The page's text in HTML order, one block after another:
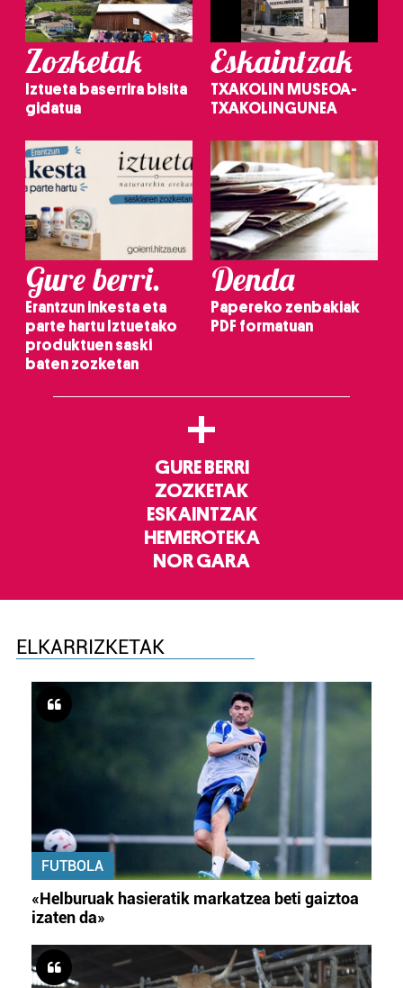
Zozketak
Iztueta baserrira bisita
gidatua
Eskaintzak
TXAKOLIN MUSEOA-
TXAKOLINGUNEA
Gure berri.
Erantzun inkesta eta
parte hartu Iztuetako
produktuen saski
baten zozketan
Denda
Papereko zenbakiak
PDF formatuan
+
GURE BERRI
ZOZKETAK
ESKAINTZAK
HEMEROTEKA
NOR GARA
ELKARRIZKETAK
FUTBOLA
«Helburuak hasieratik markatzea beti gaiztoa
izaten da»